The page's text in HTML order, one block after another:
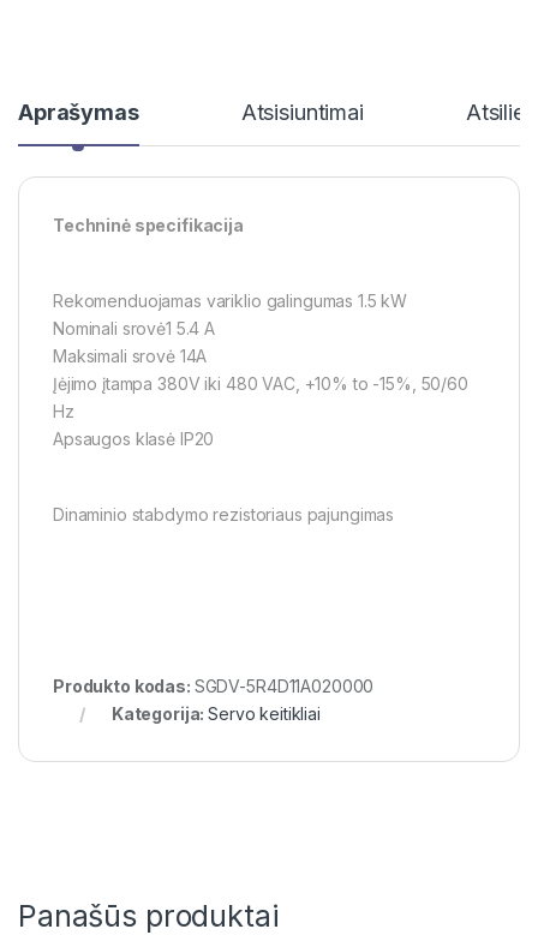
Aprašymas Atsisiuntimai
Techninė specifikacija
Rekomenduojamas variklio galingumas 1.5 kW
Nominali srovė1 5.4 A
Maksimali srovė 14A
Įėjimo įtampa 380V iki 480 VAC, +10% to -15%, 50/60
Hz
Apsaugos klasė IP20
Dinaminio stabdymo rezistoriaus pajungimas
Produkto kodas: SGDV-5R4D11A020000
Kategorija:Servo keitikliai
Panašūs produktai